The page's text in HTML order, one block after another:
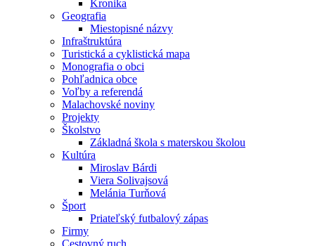
Kronika
Geografia
Miestopisné názvy
Infraštruktúra
Turistická a cyklistická mapa
Monografia o obci
Pohľadnica obce
Voľby a referendá
Malachovské noviny
Projekty
Školstvo
Základná škola s materskou školou
Kultúra
Miroslav Bárdi
Viera Solivajsová
Melánia Turňová
Šport
Priateľský futbalový zápas
Firmy
Cestovný ruch